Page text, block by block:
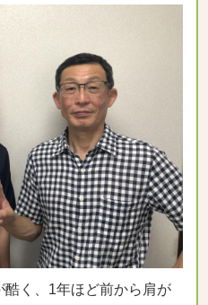
く、1年ほど前から肩が